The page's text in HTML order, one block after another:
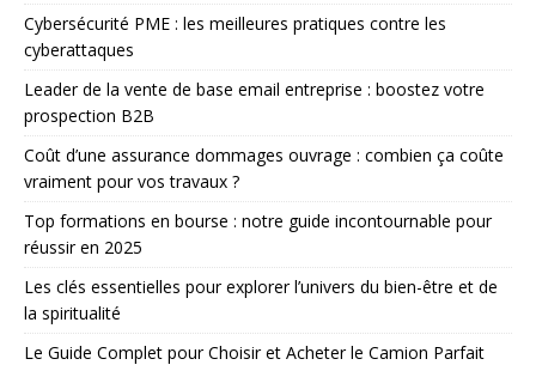
Cybersécurité PME : les meilleures pratiques contre les
cyberattaques
Leader de la vente de base email entreprise : boostez votre
prospection B2B
Coût d’une assurance dommages ouvrage : combien ça coûte
vraiment pour vos travaux ?
Top formations en bourse : notre guide incontournable pour
réussir en 2025
Les clés essentielles pour explorer l’univers du bien-être et de
la spiritualité
Le Guide Complet pour Choisir et Acheter le Camion Parfait